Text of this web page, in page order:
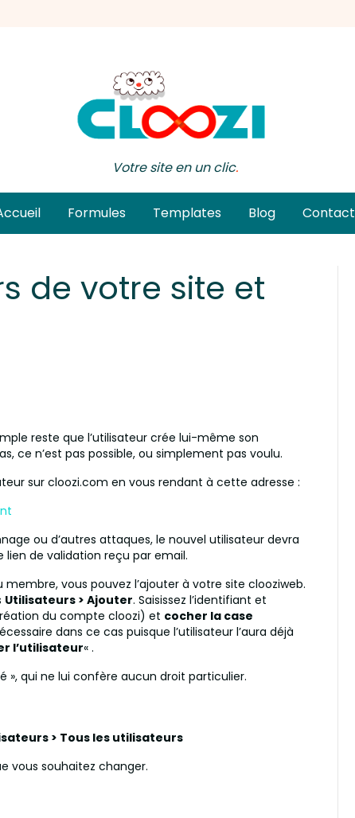
Votre site en un clic.
Formules Templates Blog Contact
de votre site et
reste que l’utilisateur crée lui-même son
ce n’est pas possible, ou simplement pas voulu.
sur cloozi.com en vous rendant à cette adresse :
ou d’autres attaques, le nouvel utilisateur devra
de validation reçu par email.
vous pouvez l’ajouter à votre site clooziweb.
Utilisateurs > Ajouter. Saisissez l’identifiant et
du compte cloozi) et cocher la case
dans ce cas puisque l’utilisateur l’aura déjà
l’utilisateur« .
», qui ne lui confère aucun droit particulier.
> Tous les utilisateurs
vous souhaitez changer.